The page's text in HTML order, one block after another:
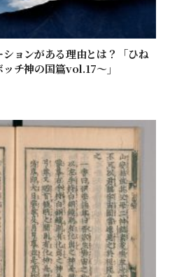
ョンがある理由とは？「ひね
チ神の国篇vol.17〜」